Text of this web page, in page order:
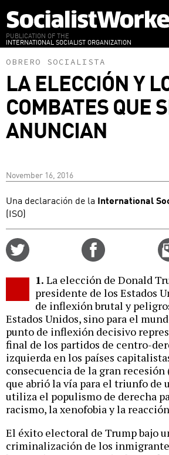
to
main
content
PUBLICATION OF THE
INTERNATIONAL SOCIALIST ORGANIZATION
OBRERO SOCIALISTA
LA ELECCIÓN Y
COMBATES QUE
ANUNCIAN
November 16, 2016
Una declaración de la International
(ISO)
1. La elección de Donald
presidente de los Estados
de inflexión brutal y
Estados Unidos, sino para el
punto de inflexión decisivo
final de los partidos de centro-
izquierda en los países
consecuencia de la gran recesión
que abrió la vía para el triunfo de
utiliza el populismo de derecha
racismo, la xenofobia y la
El éxito electoral de Trump bajo
criminalización de los